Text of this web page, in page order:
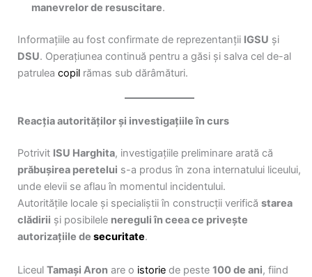
manevrelor de resuscitare.
Informațiile au fost confirmate de reprezentanții IGSU și
DSU. Operațiunea continuă pentru a găsi și salva cel de-al
patrulea copil rămas sub dărâmături.
Reacția autorităților și investigațiile în curs
Potrivit ISU Harghita, investigațiile preliminare arată că
prăbușirea peretelui s-a produs în zona internatului liceului,
unde elevii se aflau în momentul incidentului.
Autoritățile locale și specialiștii în construcții verifică starea
clădirii și posibilele nereguli în ceea ce privește
autorizațiile de securitate.
Liceul Tamași Aron are o istorie de peste 100 de ani, fiind